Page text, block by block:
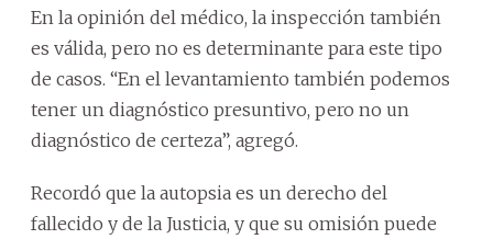
En la opinión del médico, la inspección también
es válida, pero no es determinante para este tipo
de casos. “En el levantamiento también podemos
tener un diagnóstico presuntivo, pero no un
diagnóstico de certeza”, agregó.
Recordó que la autopsia es un derecho del
fallecido y de la Justicia, y que su omisión puede